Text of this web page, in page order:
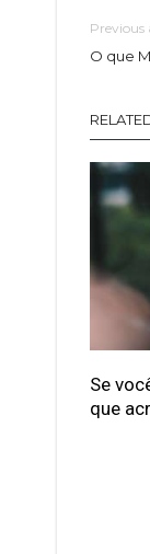
Previous
Se
que